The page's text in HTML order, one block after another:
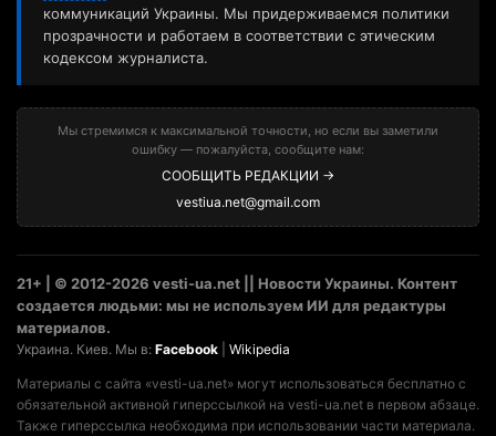
коммуникаций Украины. Мы придерживаемся политики
прозрачности и работаем в соответствии с этическим
кодексом журналиста.
Мы стремимся к максимальной точности, но если вы заметили
ошибку — пожалуйста, сообщите нам:
СООБЩИТЬ РЕДАКЦИИ →
vestiua.net@gmail.com
21+ | © 2012-2026 vesti-ua.net || Новости Украины. Контент
создается людьми: мы не используем ИИ для редактуры
материалов.
Украина. Киев. Мы в: Facebook Wikipedia
Материалы с сайта «vesti-ua.net» могут использоваться бесплатно с
обязательной активной гиперссылкой на vesti-ua.net в первом абзаце.
Также гиперссылка необходима при использовании части материала.